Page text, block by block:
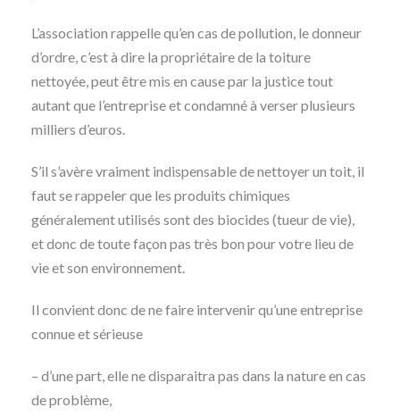
L’association rappelle qu’en cas de pollution, le donneur
d’ordre, c’est à dire la propriétaire de la toiture
nettoyée, peut être mis en cause par la justice tout
autant que l’entreprise et condamné à verser plusieurs
milliers d’euros.
S’il s’avère vraiment indispensable de nettoyer un toit, il
faut se rappeler que les produits chimiques
généralement utilisés sont des biocides (tueur de vie),
et donc de toute façon pas très bon pour votre lieu de
vie et son environnement.
Il convient donc de ne faire intervenir qu’une entreprise
connue et sérieuse
– d’une part, elle ne disparaitra pas dans la nature en cas
de problème,